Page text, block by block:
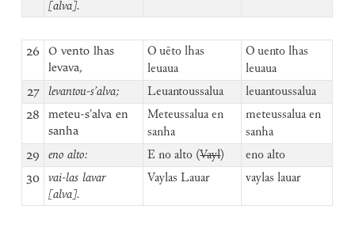
[alva].
26
O vento lhas
levava,
O uēto lhas
leuaua
O uento lhas
leuaua
27 levantou-s’alva; Leuantoussalua leuantoussalua
28
meteu-s’alva en
sanha
Meteussalua en
sanha
meteussalua en
sanha
29 eno alto: E no alto (Vayl) eno alto
30
vai-las lavar
[alva].
Vaylas Lauar vaylas lauar